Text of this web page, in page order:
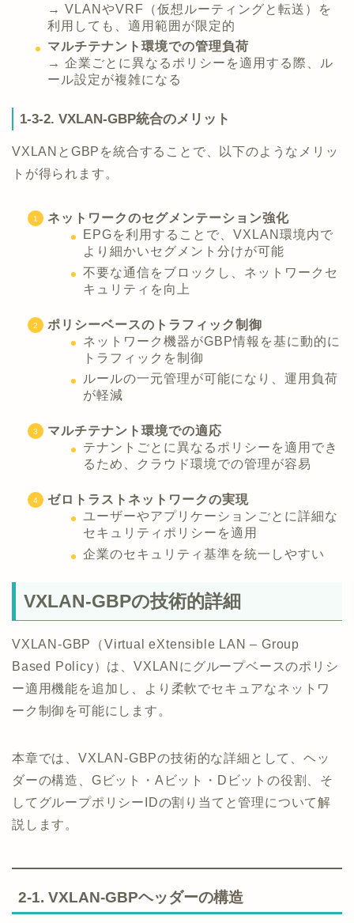
→ VLANやVRF（仮想ルーティングと転送）を
利用しても、適用範囲が限定的
マルチテナント環境での管理負荷
→ 企業ごとに異なるポリシーを適用する際、ル
ール設定が複雑になる
1-3-2. VXLAN-GBP統合のメリット
VXLANとGBPを統合することで、以下のようなメリッ
トが得られます。
ネットワークのセグメンテーション強化
EPGを利用することで、VXLAN環境内で
より細かいセグメント分けが可能
不要な通信をブロックし、ネットワークセ
キュリティを向上
ポリシーベースのトラフィック制御
ネットワーク機器がGBP情報を基に動的に
トラフィックを制御
ルールの一元管理が可能になり、運用負荷
が軽減
マルチテナント環境での適応
テナントごとに異なるポリシーを適用でき
るため、クラウド環境での管理が容易
ゼロトラストネットワークの実現
ユーザーやアプリケーションごとに詳細な
セキュリティポリシーを適用
企業のセキュリティ基準を統一しやすい
VXLAN-GBPの技術的詳細
VXLAN-GBP（Virtual eXtensible LAN – Group
Based Policy）は、VXLANにグループベースのポリシ
ー適用機能を追加し、より柔軟でセキュアなネットワ
ーク制御を可能にします。
本章では、VXLAN-GBPの技術的な詳細として、ヘッ
ダーの構造、Gビット・Aビット・Dビットの役割、そ
してグループポリシーIDの割り当てと管理について解
説します。
2-1. VXLAN-GBPヘッダーの構造